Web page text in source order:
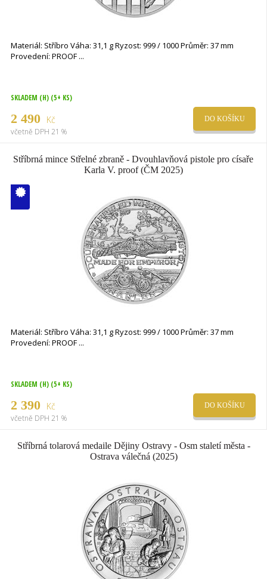
Materiál: Stříbro Váha: 31,1 g Ryzost: 999 / 1000 Průměr: 37 mm
Provedení: PROOF
SKLADEM (H) (5+ KS)
2 490 Kč
včetně DPH 21 %
DO KOŠÍKU
Stříbrná mince Střelné zbraně - Dvouhlavňová pistole pro císaře
Karla V. proof (ČM 2025)
V ČM zcela
Materiál: Stříbro Váha: 31,1 g Ryzost: 999 / 1000 Průměr: 37 mm
Provedení: PROOF
SKLADEM (H) (5+ KS)
2 390 Kč
včetně DPH 21 %
DO KOŠÍKU
Stříbrná tolarová medaile Dějiny Ostravy - Osm staletí města -
Ostrava válečná (2025)